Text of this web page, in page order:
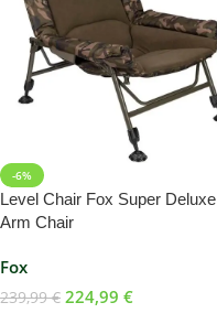
-6%
Level Chair Fox Super Deluxe
Arm Chair
Fox
239,99€ 224,99 €